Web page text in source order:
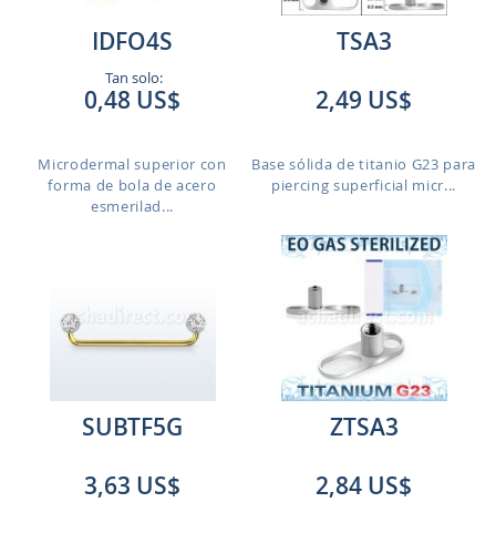
IDFO4S
Tan solo:
0,48 US$
Microdermal superior con
forma de bola de acero
esmerilad...
TSA3
2,49 US$
Base sólida de titanio G23 para
piercing superficial micr...
SUBTF5G
3,63 US$
ZTSA3
2,84 US$